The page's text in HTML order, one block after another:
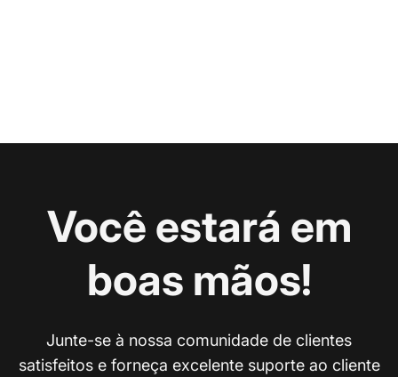
Você estará em
boas mãos!
Junte-se à nossa comunidade de clientes
satisfeitos e forneça excelente suporte ao cliente